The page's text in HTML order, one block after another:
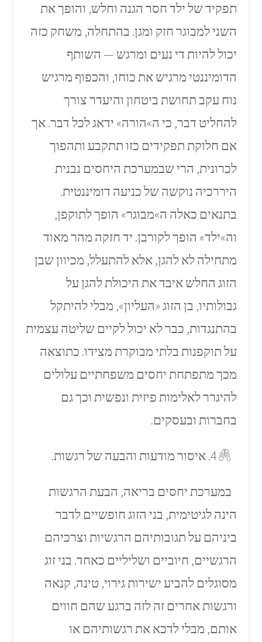
תפקיד של ילד חסר הגנה וחלש, והופך את
השני למבוגר חזק ומגן. בהתחלה, משחק כזה
יכול להיות די נעים ומרגש — השותף
הדומיננטי מרגיש את כוחו, והכפוף מרגיש
נוח עקב תחושת ביטחון והיעדר צורך
להחליט דבר, כי ה»הורה» ידאג לכל דבר. אך
אם חלוקת תפקידים כזו תתקבע ותהפוך
לכרונית, הרי שבמערכת היחסים נבנית
היררכיה נוקשה של כניעה דומיננטית.
בתנאים כאלה ה»מבוגר» הופך לתוקפן,
וה»ילד» הופך לקורבן. יד חזקה מהר מאוד
מתחילה לא להגן, אלא להתעלל, מכיוון שבן
הזוג החלש איבד את היכולת להגן על
גבולותיו, בן הזוג «העליון», מבלי להיתקל
בהתנגדות, כבר לא יכול לקיים שליטה עצמית
על תוקפנות בלתי מבוקרת מצידו. כתוצאה
מכך מתפתחת יחסים משפחתיים עלולים
להיגרר לאלימות פיזית ונפשית וכך גם
בחברות ובעסקים.
4. איסור מודעות והבעה של רגשות.
במערכת יחסים בריאה, הבעת הרגשות
הינה לגיטימית, בני הזוג חופשיים לדבר
ביניהם על תגובותיהם הרגשיות וצרכיהם
הרגשיים, חיוביים ושליליים כאחד. בני זוג
מסוגלים להביע ישירות גירוי, טינה, קנאה
ורגשות אחרים זה לזה ברגע שהם חווים
אותם, מבלי לדכא את רגשותיהם או